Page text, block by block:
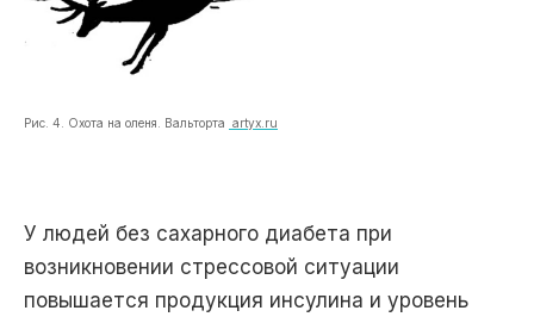
Рис. 4. Охота на оленя. Вальторта artyx.ru
У людей без сахарного диабета при
возникновении стрессовой ситуации
повышается продукция инсулина и уровень